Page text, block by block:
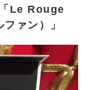
Le Rouge
ァン）」